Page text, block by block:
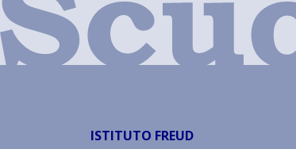
ISTITUTO FREUD